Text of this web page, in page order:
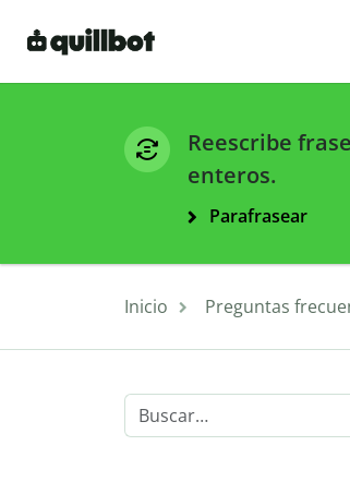
Reescribe
enteros.
Parafrasear
Inicio Preguntas